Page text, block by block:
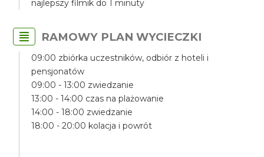
najlepszy filmik do 1 minuty
RAMOWY PLAN WYCIECZKI
09:00 zbiórka uczestników, odbiór z hoteli i
pensjonatów
09:00 - 13:00 zwiedzanie
13:00 - 14:00 czas na plażowanie
14:00 - 18:00 zwiedzanie
18:00 - 20:00 kolacja i powrót